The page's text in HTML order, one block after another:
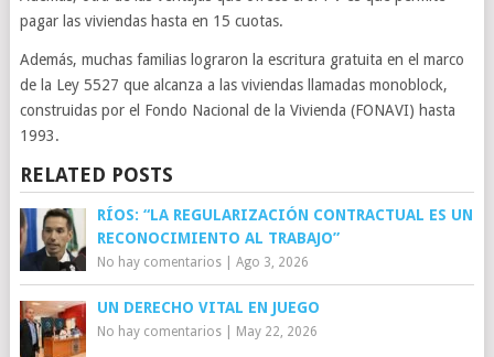
pagar las viviendas hasta en 15 cuotas.
Además, muchas familias lograron la escritura gratuita en el marco
de la Ley 5527 que alcanza a las viviendas llamadas monoblock,
construidas por el Fondo Nacional de la Vivienda (FONAVI) hasta
1993.
RELATED POSTS
RÍOS: “LA REGULARIZACIÓN CONTRACTUAL ES UN
RECONOCIMIENTO AL TRABAJO”
No hay comentarios| Ago 3, 2026
UN DERECHO VITAL EN JUEGO
No hay comentarios| May 22, 2026